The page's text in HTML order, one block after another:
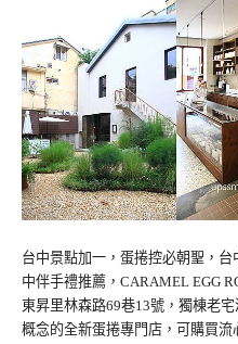
台中景點加一，蛋捲控必朝聖，
中伴手禮推薦，CARAMEL EGG
東昇里林森路69巷13號，獨棟老
概念的全新蛋捲專門店，可購買流